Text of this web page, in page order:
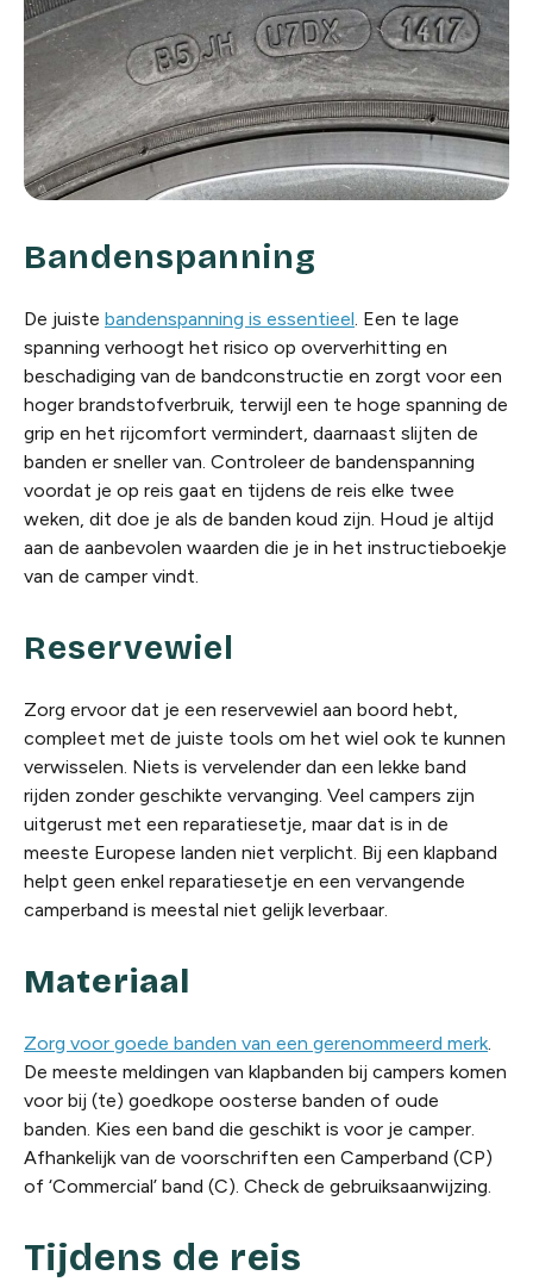
Bandenspanning
De juiste bandenspanning is essentieel. Een te lage
spanning verhoogt het risico op oververhitting en
beschadiging van de bandconstructie en zorgt voor een
hoger brandstofverbruik, terwijl een te hoge spanning de
grip en het rijcomfort vermindert, daarnaast slijten de
banden er sneller van. Controleer de bandenspanning
voordat je op reis gaat en tijdens de reis elke twee
weken, dit doe je als de banden koud zijn. Houd je altijd
aan de aanbevolen waarden die je in het instructieboekje
van de camper vindt.
Reservewiel
Zorg ervoor dat je een reservewiel aan boord hebt,
compleet met de juiste tools om het wiel ook te kunnen
verwisselen. Niets is vervelender dan een lekke band
rijden zonder geschikte vervanging. Veel campers zijn
uitgerust met een reparatiesetje, maar dat is in de
meeste Europese landen niet verplicht. Bij een klapband
helpt geen enkel reparatiesetje en een vervangende
camperband is meestal niet gelijk leverbaar.
Materiaal
Zorg voor goede banden van een gerenommeerd merk.
De meeste meldingen van klapbanden bij campers komen
voor bij (te) goedkope oosterse banden of oude
banden. Kies een band die geschikt is voor je camper.
Afhankelijk van de voorschriften een Camperband (CP)
of ‘Commercial’ band (C). Check de gebruiksaanwijzing.
Tijdens de reis